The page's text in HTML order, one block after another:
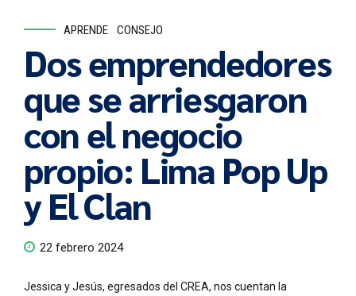
APRENDE CONSEJO
Dos emprendedores
que se arriesgaron
con el negocio
propio: Lima Pop Up
y El Clan
22 febrero 2024
Jessica y Jesús, egresados del CREA, nos cuentan la